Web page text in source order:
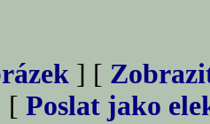
] [
[ Poslat jako